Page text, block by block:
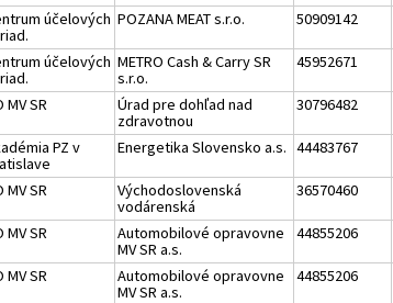
účelových POZANA MEAT s.r.o. 50909142
účelových METRO Cash & Carry SR
s.r.o.
45952671
MV SR
Úrad pre dohľad nad
zdravotnou
30796482
PZ v
Energetika Slovensko a.s. 44483767
MV SR
Východoslovenská
vodárenská
36570460
MV SR
Automobilové opravovne
MV SR a.s.
44855206
MV SR
Automobilové opravovne
MV SR a.s.
44855206